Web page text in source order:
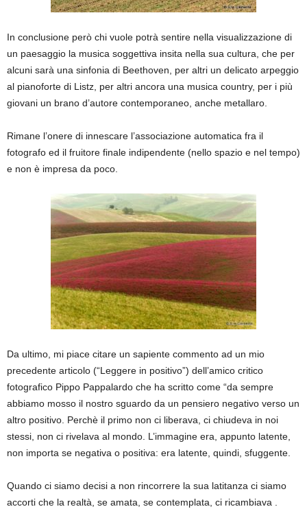
In conclusione però chi vuole potrà sentire nella visualizzazione di
un paesaggio la musica soggettiva insita nella sua cultura, che per
alcuni sarà una sinfonia di Beethoven, per altri un delicato arpeggio
al pianoforte di Listz, per altri ancora una musica country, per i più
giovani un brano d’autore contemporaneo, anche metallaro.
Rimane l’onere di innescare l’associazione automatica fra il
fotografo ed il fruitore finale indipendente (nello spazio e nel tempo)
e non è impresa da poco.
Da ultimo, mi piace citare un sapiente commento ad un mio
precedente articolo (“Leggere in positivo”) dell’amico critico
fotografico Pippo Pappalardo che ha scritto come “da sempre
abbiamo mosso il nostro sguardo da un pensiero negativo verso un
altro positivo. Perchè il primo non ci liberava, ci chiudeva in noi
stessi, non ci rivelava al mondo. L’immagine era, appunto latente,
non importa se negativa o positiva: era latente, quindi, sfuggente.
Quando ci siamo decisi a non rincorrere la sua latitanza ci siamo
accorti che la realtà, se amata, se contemplata, ci ricambiava .